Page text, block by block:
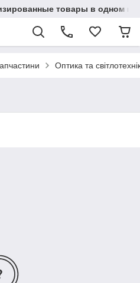
товары в одном
Оптика та